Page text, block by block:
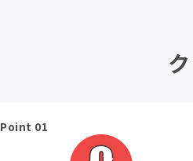
Point 01